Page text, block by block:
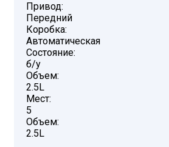
Привод:
Передний
Коробка:
Автоматическая
Состояние:
б/у
Объем:
2.5L
Мест:
5
Объем:
2.5L